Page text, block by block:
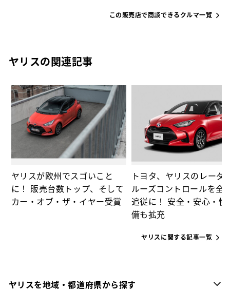
この販売店で商談できるクルマ一覧
ヤリスの関連記事
ヤリスが欧州でスゴいこと
に！ 販売台数トップ、そして
カー・オブ・ザ・イヤー受賞
トヨタ、ヤリスのレーダ
ルーズコントロールを全
追従に！ 安全・安心・快
備も拡充
ヤリスに関する記事一覧
ヤリスを地域・都道府県から探す